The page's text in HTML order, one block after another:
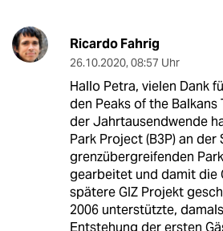
Ricardo Fahrig
26.10.2020, 08:57 Uhr
Hallo Petra, vielen Dank
den Peaks of the Balkans
der Jahrtausendwende
Park Project (B3P) an
grenzübergreifenden
gearbeitet und damit die
spätere GIZ Projekt
2006 unterstützte,
Entstehung der ersten